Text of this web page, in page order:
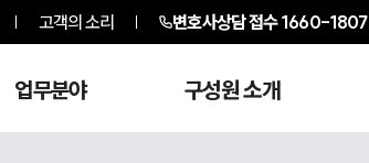
고객의 소리 변호사상담 접수1660-1807
업무분야 구성원 소개